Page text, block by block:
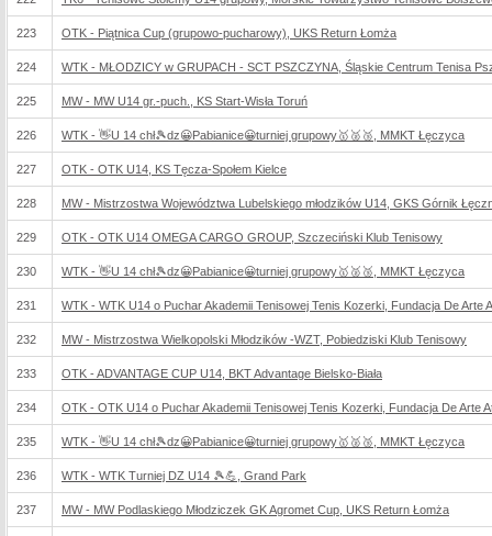
223 OTK - Piątnica Cup (grupowo-pucharowy), UKS Return Łomża
224 WTK - MŁODZICY w GRUPACH - SCT PSZCZYNA, Śląskie Centrum Tenisa
225 MW - MW U14 gr.-puch., KS Start-Wisła Toruń
226 WTK - 👋U 14 chł🎾dz😀Pabianice😀turniej grupowy🥇🥈🥉, MMKT Łęczyca
227 OTK - OTK U14, KS Tęcza-Społem Kielce
228 MW - Mistrzostwa Województwa Lubelskiego młodzików U14, GKS Górnik
229 OTK - OTK U14 OMEGA CARGO GROUP, Szczeciński Klub Tenisowy
230 WTK - 👋U 14 chł🎾dz😀Pabianice😀turniej grupowy🥇🥈🥉, MMKT Łęczyca
231 WTK - WTK U14 o Puchar Akademii Tenisowej Tenis Kozerki, Fundacja De Arte
232 MW - Mistrzostwa Wielkopolski Młodzików -WZT, Pobiedziski Klub Tenisowy
233 OTK - ADVANTAGE CUP U14, BKT Advantage Bielsko-Biała
234 OTK - OTK U14 o Puchar Akademii Tenisowej Tenis Kozerki, Fundacja De Arte
235 WTK - 👋U 14 chł🎾dz😀Pabianice😀turniej grupowy🥇🥈🥉, MMKT Łęczyca
236 WTK - WTK Turniej DZ U14 🎾💪, Grand Park
237 MW - MW Podlaskiego Młodziczek GK Agromet Cup, UKS Return Łomża